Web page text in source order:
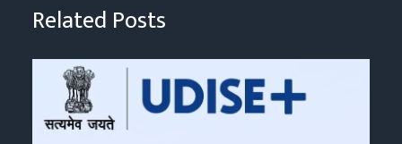
Related Posts